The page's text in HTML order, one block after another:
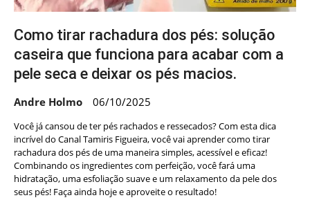
Como tirar rachadura dos pés: solução
caseira que funciona para acabar com a
pele seca e deixar os pés macios.
Andre Holmo 06/10/2025
Você já cansou de ter pés rachados e ressecados? Com esta dica
incrível do Canal Tamiris Figueira, você vai aprender como tirar
rachadura dos pés de uma maneira simples, acessível e eficaz!
Combinando os ingredientes com perfeição, você fará uma
hidratação, uma esfoliação suave e um relaxamento da pele dos
seus pés! Faça ainda hoje e aproveite o resultado!